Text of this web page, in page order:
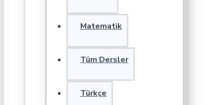
Matematik
Tüm Dersler
Türkçe